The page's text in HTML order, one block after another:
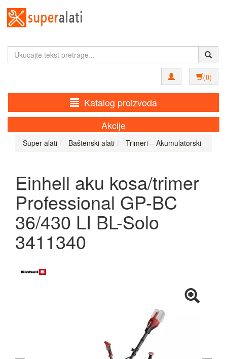
(0)
Katalog proizvoda
Akcije
Super alati Baštenski alati Trimeri – Akumulatorski
Einhell aku kosa/trimer
Professional GP-BC
36/430 LI BL-Solo
3411340